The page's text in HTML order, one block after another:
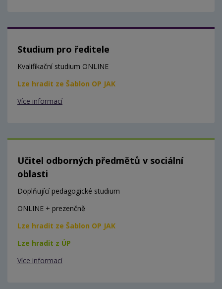
Studium pro ředitele
Kvalifikační studium ONLINE
Lze hradit ze Šablon OP JAK
Více informací
Učitel odborných předmětů v sociální
oblasti
Doplňující pedagogické studium
ONLINE + prezenčně
Lze hradit ze Šablon OP JAK
Lze hradit z ÚP
Více informací